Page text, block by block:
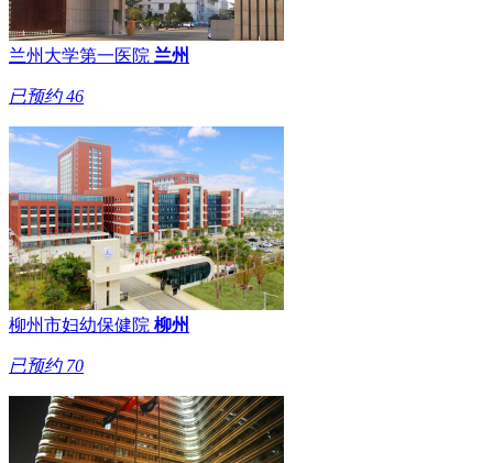
兰州大学第一医院 兰州
已预约 46
柳州市妇幼保健院 柳州
已预约 70